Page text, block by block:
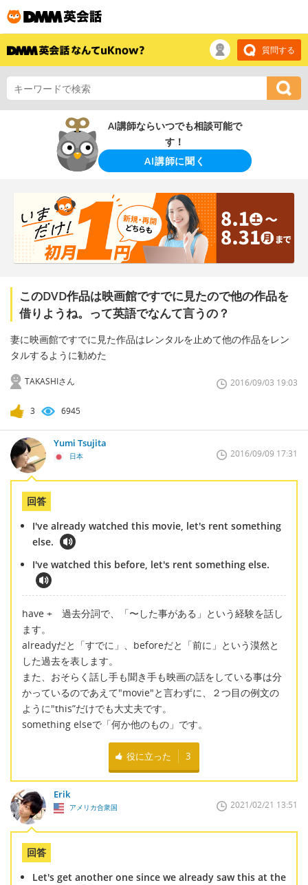
質問する
AI講師ならいつでも相談可能で
す！
AI講師に聞く
このDVD作品は映画館ですでに見たので他の作品を
借りようね。って英語でなんて言うの？
妻に映画館ですでに見た作品はレンタルを止めて他の作品をレン
タルするように勧めた
TAKASHIさん 2016/09/03 19:03
3 6945
Yumi Tsujita
日本 2016/09/09 17:31
回答
I've already watched this movie, let's rent something
else.
I've watched this before, let's rent something else.
have + 過去分詞で、「〜した事がある」という経験を話し
ます。
alreadyだと「すでに」、beforeだと「前に」という漠然と
した過去を表します。
また、おそらく話し手も聞き手も映画の話をしている事は分
かっているのであえて"movie"と言わずに、２つ目の例文の
ように"this”だけでも大丈夫です。
something elseで「何か他のもの」です。
役に立った 3
Erik
アメリカ合衆国 2021/02/21 13:51
回答
Let's get another one since we already saw this at the